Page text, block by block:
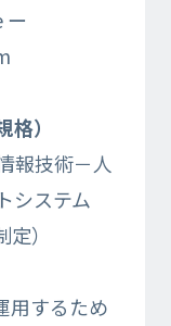
）
報技術－人
システム
）
用するため